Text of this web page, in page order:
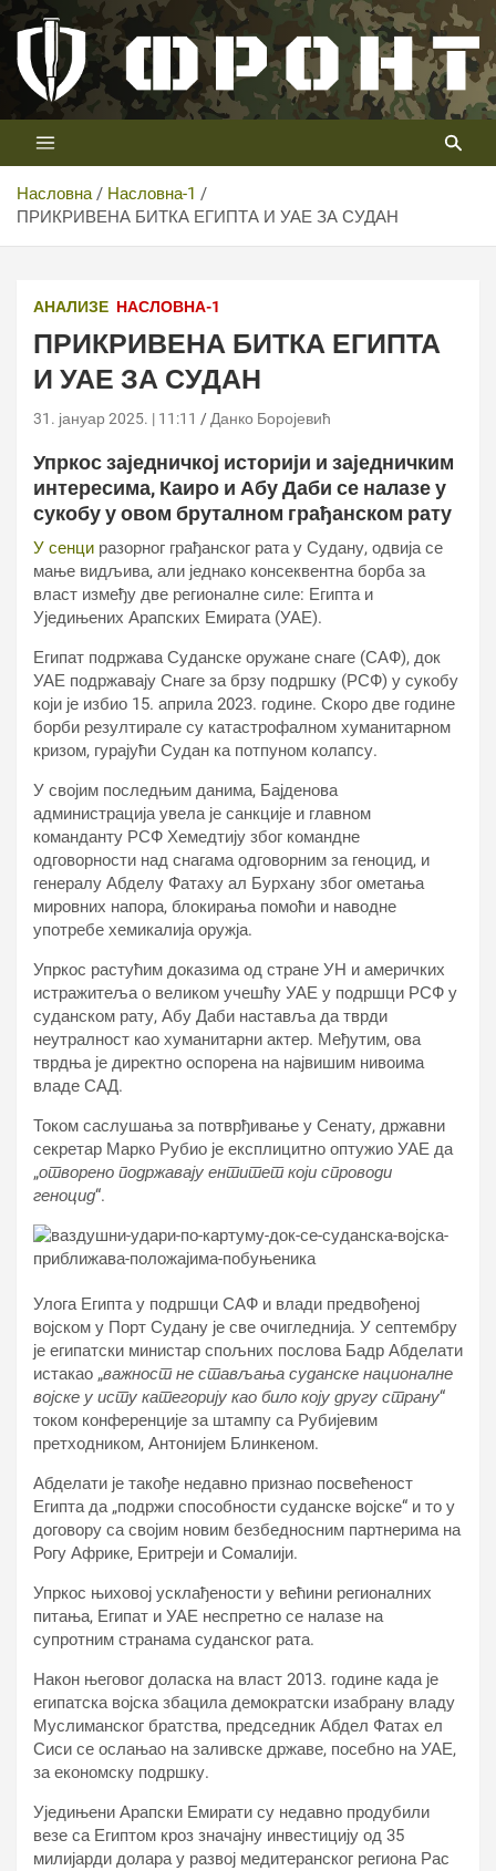
Скип
цонтент
Телевизија ФРОНТ
Први војни канал у Србији
Насловна
Насловна-1
ПРИКРИВЕНА БИТКА ЕГИПТА И УАЕ ЗА СУДАН
АНАЛИЗЕ НАСЛОВНА-1
ПРИКРИВЕНА БИТКА ЕГИПТА
И УАЕ ЗА СУДАН
31. јануар 2025. | 11:11 Данко Боројевић
Упркос заједничкој историји и заједничким
интересима, Каиро и Абу Даби се налазе у
сукобу у овом бруталном грађанском рату
У сенци разорног грађанског рата у Судану, одвија се
мање видљива, али једнако консеквентна борба за
власт између две регионалне силе: Египта и
Уједињених Арапских Емирата (УАЕ).
Египат подржава Суданске оружане снаге (САФ), док
УАЕ подржавају Снаге за брзу подршку (РСФ) у сукобу
који је избио 15. априла 2023. године. Скоро две године
борби резултирале су катастрофалном хуманитарном
кризом, гурајући Судан ка потпуном колапсу.
У својим последњим данима, Бајденова
администрација увела је санкције и главном
команданту РСФ Хемедтију због командне
одговорности над снагама одговорним за геноцид, и
генералу Абделу Фатаху ал Бурхану због ометања
мировних напора, блокирања помоћи и наводне
употребе хемикалија оружја.
Упркос растућим доказима од стране УН и америчких
истражитеља о великом учешћу УАЕ у подршци РСФ у
суданском рату, Абу Даби наставља да тврди
неутралност као хуманитарни актер. Међутим, ова
тврдња је директно оспорена на највишим нивоима
владе САД.
Током саслушања за потврђивање у Сенату, државни
секретар Марко Рубио је експлицитно оптужио УАЕ да
„отворено подржавају ентитет који спроводи
геноцид“.
Улога Египта у подршци САФ и влади предвођеној
војском у Порт Судану је све очигледнија. У септембру
је египатски министар спољних послова Бадр Абделати
истакао „важност не стављања суданске националне
војске у исту категорију као било коју другу страну“
током конференције за штампу са Рубијевим
претходником, Антонијем Блинкеном.
Абделати је такође недавно признао посвећеност
Египта да „подржи способности суданске војске“ и то у
договору са својим новим безбедносним партнерима на
Рогу Африке, Еритреји и Сомалији.
Упркос њиховој усклађености у већини регионалних
питања, Египат и УАЕ неспретно се налазе на
супротним странама суданског рата.
Након његовог доласка на власт 2013. године када је
египатска војска збацила демократски изабрану владу
Муслиманског братства, председник Абдел Фатах ел
Сиси се ослањао на заливске државе, посебно на УАЕ,
за економску подршку.
Уједињени Арапски Емирати су недавно продубили
везе са Египтом кроз значајну инвестицију од 35
милијарди долара у развој медитеранског региона Рас